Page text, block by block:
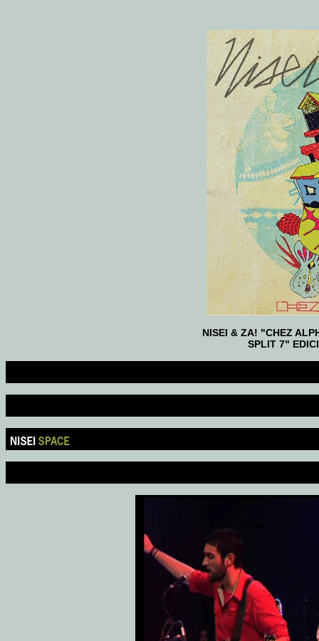
NISEI & ZA! "CHEZ
SPLIT 7"